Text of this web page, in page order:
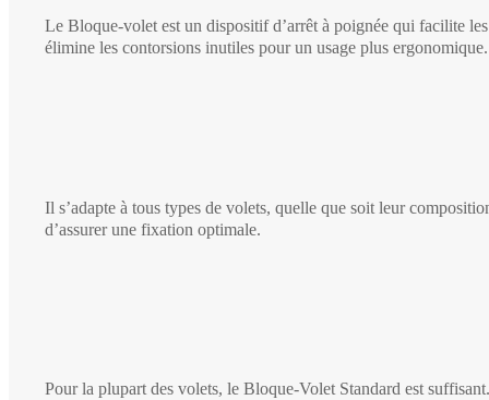
Le Bloque-volet est un dispositif d’arrêt à poignée qui facilite
élimine les contorsions inutiles pour un usage plus ergonomique.
Il s’adapte à tous types de volets, quelle que soit leur
d’assurer une fixation optimale.
Pour la plupart des volets, le Bloque-Volet Standard est